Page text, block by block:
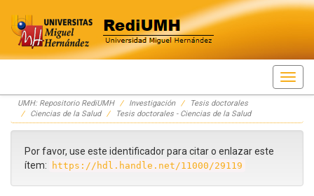
Skip
navigation
UMH: Repositorio RediUMH Investigación
Tesis doctorales
Ciencias de la Salud
Tesis doctorales - Ciencias de la Salud
Por favor, use este identificador para citar o enlazar este
ítem:
https://hdl.handle.net/11000/29119